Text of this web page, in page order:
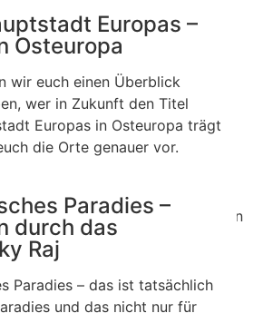
Europas –
Osteuropa
wir euch einen Überblick
wer in Zukunft den Titel
Europas in Osteuropa trägt
die Orte genauer vor.
Paradies –
durch das
Raj
Paradies – das ist tatsächlich
und das nicht nur für